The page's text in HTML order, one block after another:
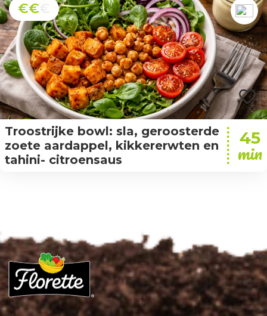
€€
Troostrijke bowl: sla, geroosterde
zoete aardappel, kikkererwten en
tahini- citroensaus
45
min